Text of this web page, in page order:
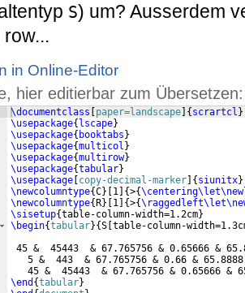
S) um? Ausserdem
row...
in Online-Editor
hier editierbar zum Übersetzen:
\documentclass paper=landscape { scrartcl }
\usepackage{ lscape}
\usepackage{ booktabs }
\usepackage{multicol }
\usepackage{multirow}
\usepackage{tabular}
\usepackage copy-decimal-marker { siunitx}
\newcolumntype{C} 1 {>{
\newcolumntype{ R} 1 {>{
\sisetup{table-column-width=1.2cm}
\begin{tabular}{S table-column-
45 &  45443  & 67.765756 & 0.65666 &
5 &  443  & 67.765756 & 0.66 &
45 &  45443  & 67.765756 & 0.65666 &
\end {tabular}